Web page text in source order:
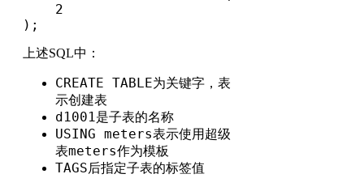
);
上述SQL中：
CREATE TABLE为关键字，表
示创建表
d1001是子表的名称
USING meters表示使用超级
表meters作为模板
TAGS后指定子表的标签值